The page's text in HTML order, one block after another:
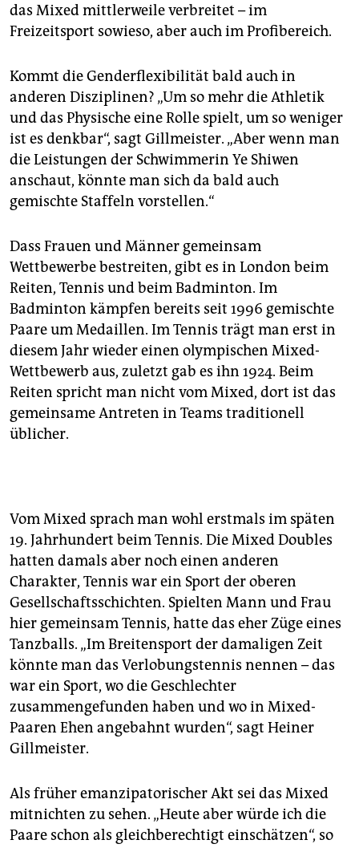
das Mixed mittlerweile verbreitet – im
Freizeitsport sowieso, aber auch im Profibereich.
Kommt die Genderflexibilität bald auch in
anderen Disziplinen? „Um so mehr die Athletik
und das Physische eine Rolle spielt, um so weniger
ist es denkbar“, sagt Gillmeister. „Aber wenn man
die Leistungen der Schwimmerin Ye Shiwen
anschaut, könnte man sich da bald auch
gemischte Staffeln vorstellen.“
Dass Frauen und Männer gemeinsam
Wettbewerbe bestreiten, gibt es in London beim
Reiten, Tennis und beim Badminton. Im
Badminton kämpfen bereits seit 1996 gemischte
Paare um Medaillen. Im Tennis trägt man erst in
diesem Jahr wieder einen olympischen Mixed-
Wettbewerb aus, zuletzt gab es ihn 1924. Beim
Reiten spricht man nicht vom Mixed, dort ist das
gemeinsame Antreten in Teams traditionell
üblicher.
Vom Mixed sprach man wohl erstmals im späten
19. Jahrhundert beim Tennis. Die Mixed Doubles
hatten damals aber noch einen anderen
Charakter, Tennis war ein Sport der oberen
Gesellschaftsschichten. Spielten Mann und Frau
hier gemeinsam Tennis, hatte das eher Züge eines
Tanzballs. „Im Breitensport der damaligen Zeit
könnte man das Verlobungstennis nennen – das
war ein Sport, wo die Geschlechter
zusammengefunden haben und wo in Mixed-
Paaren Ehen angebahnt wurden“, sagt Heiner
Gillmeister.
Als früher emanzipatorischer Akt sei das Mixed
mitnichten zu sehen. „Heute aber würde ich die
Paare schon als gleichberechtigt einschätzen“, so